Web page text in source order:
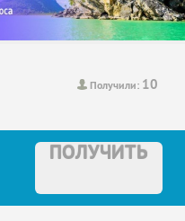
Получили: 10
ПОЛУЧИТЬ